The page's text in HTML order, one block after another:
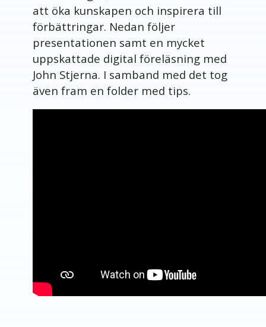
att öka kunskapen och inspirera till
förbättringar. Nedan följer
presentationen samt en mycket
uppskattade digital föreläsning med
John Stjerna. I samband med det tog
även fram en folder med tips.